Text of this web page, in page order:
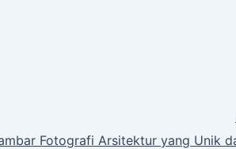
Fotografi Arsitektur yang Unik